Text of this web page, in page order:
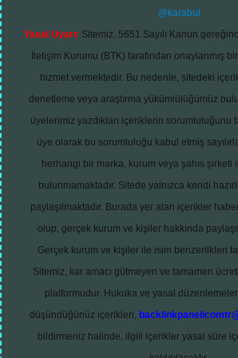
@karabul
Yasal Uyarı: Sitemiz, 5651 Sayılı Kanun
İletişim Kurumu (BTK) tarafından onaylanmış
hizmet vermektedir. Bu nedenle, sitedeki
denetleme veya araştırma yükümlülüğümüz
üyelerimiz yazdıkları içeriklerin sorumluluğunu
üye olarak bu sorumluluğu kabul etmiş
herhangi bir marka, kurum veya şahıs şirketi
bulunmamaktadır. Sitede yalnızca kendi
paylaşılmaktadır. Burada yer alan içerikler
olup, gerçek kurum ve kişiler hakkında
Gerçek kurum ve kişiler ile isim benzerlikleri
Sitemiz, kar amacı gütmeyen ve tamamen
platformudur. Hukuka ve yasal
düşündüğünüz içerikleri,
bildirmeniz halinde, ilgili içerikler yasal süre